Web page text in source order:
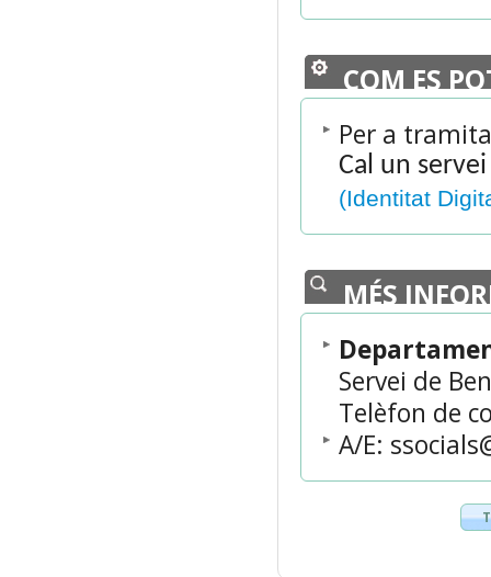
COM ES
Per a
Cal un
(Identitat
MÉS
Servei de
Telèfon de
A/E: